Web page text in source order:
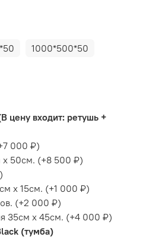
1000*500*50
цену входит: ретушь +
7 000 ₽)
х 50см. (+8 500 ₽)
)
х 15см. (+1 000 ₽)
(+2 000 ₽)
35см х 45см. (+4 000 ₽)
(тумба)